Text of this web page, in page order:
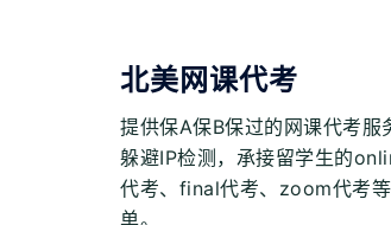
北美网课代考
提供保A保B保过的网课代考服
躲避IP检测，承接留学生的
代考、final代考、zoom代考
单。